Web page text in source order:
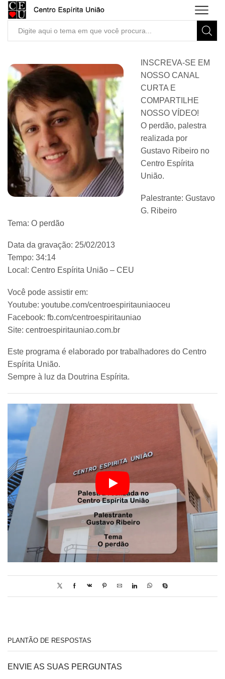
Search
INSCREVA-SE EM
NOSSO CANAL
CURTA E
COMPARTILHE
NOSSO VÍDEO!
O perdão, palestra
realizada por
Gustavo Ribeiro no
Centro Espírita
União.
Palestrante: Gustavo
G. Ribeiro
Tema: O perdão
Data da gravação: 25/02/2013
Tempo: 34:14
Local: Centro Espírita União – CEU
Você pode assistir em:
Youtube: youtube.com/centroespiritauniaoceu
Facebook: fb.com/centroespiritauniao
Site: centroespiritauniao.com.br
Este programa é elaborado por trabalhadores do Centro
Espírita União.
Sempre à luz da Doutrina Espírita.
PLANTÃO DE RESPOSTAS
ENVIE AS SUAS PERGUNTAS